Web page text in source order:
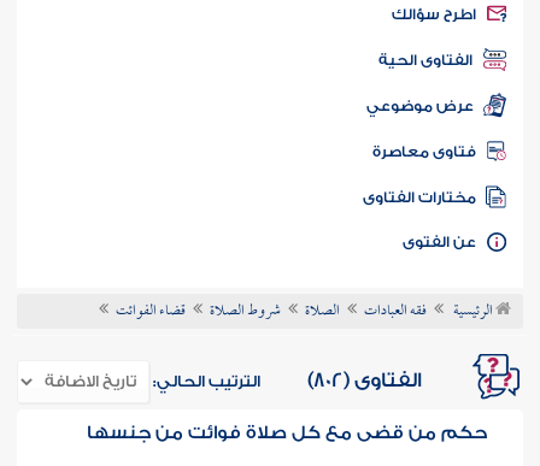
سؤالك
الفتاوى الحية
عرض موضوعي
فتاوى معاصرة
مختارات الفتاوى
الفتوى
الرئيسية فقه العبادات الصلاة شروط الصلاة قضاء الفوائت
الفتاوى (802) الترتيب الحالي:
حكم من قضى مع كل صلاة فوائت من جنسها